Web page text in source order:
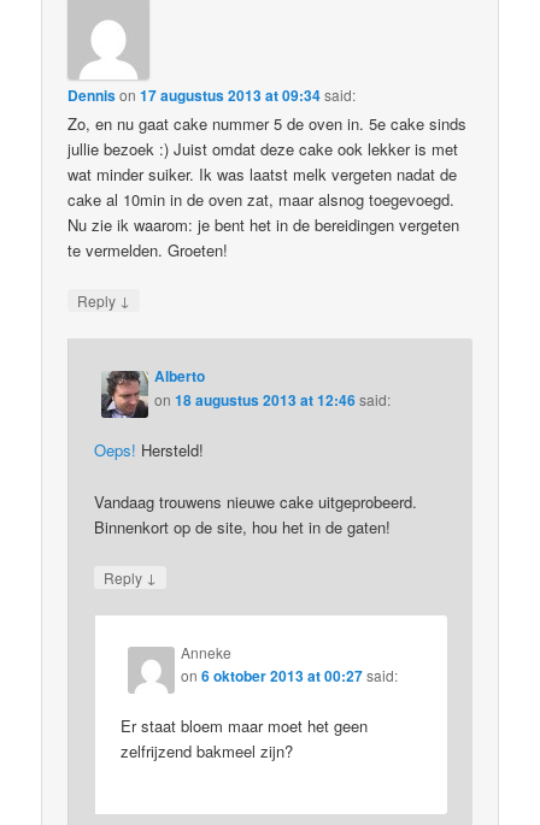
Dennison17 augustus 2013 at 09:34said:
Zo, en nu gaat cake nummer 5 de oven in. 5e cake sinds
jullie bezoek :) Juist omdat deze cake ook lekker is met
wat minder suiker. Ik was laatst melk vergeten nadat de
cake al 10min in de oven zat, maar alsnog toegevoegd.
Nu zie ik waarom: je bent het in de bereidingen vergeten
te vermelden. Groeten!
Reply ↓
Alberto
on18 augustus 2013 at 12:46said:
Oeps! Hersteld!
Vandaag trouwens nieuwe cake uitgeprobeerd.
Binnenkort op de site, hou het in de gaten!
Reply ↓
Anneke
on6 oktober 2013 at 00:27 said:
Er staat bloem maar moet het geen
zelfrijzend bakmeel zijn?